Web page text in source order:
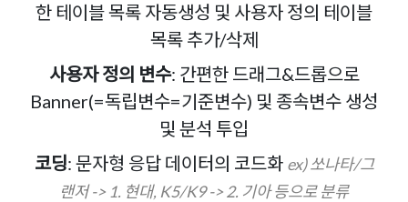
한 테이블 목록 자동생성 및 사용자 정의 테이블
목록 추가/삭제
사용자 정의 변수: 간편한 드래그&드롭으로
Banner(=독립변수=기준변수) 및 종속변수 생성
및 분석 투입
코딩: 문자형 응답 데이터의 코드화 ex) 쏘나타/그
랜저 -> 1. 현대, K5/K9 -> 2. 기아 등으로 분류